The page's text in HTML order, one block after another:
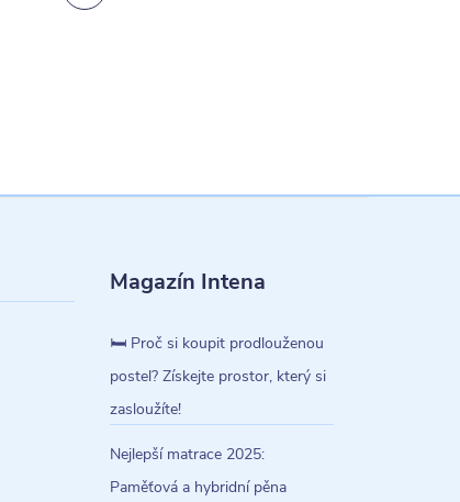
Magazín Intena
🛏️ Proč si koupit prodlouženou
postel? Získejte prostor, který si
zasloužíte!
Nejlepší matrace 2025:
Paměťová a hybridní pěna